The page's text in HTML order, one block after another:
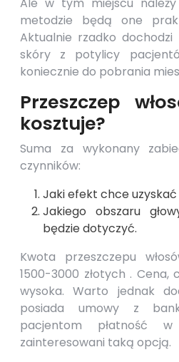
metodzie będą one
Aktualnie rzadko
skóry z potylicy
koniecznie do pobrania
Przeszczep
kosztuje?
Suma za wykonany
czynników:
Jaki efekt chce
Jakiego obszaru
będzie dotyczyć.
Kwota przeszczepu
1500-3000 złotych .
wysoka. Warto jednak
posiada umowy z
pacjentom płatność
zainteresowani taką opcją.